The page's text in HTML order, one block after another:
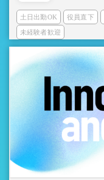
土日出勤OK 役員直下
未経験者歓迎